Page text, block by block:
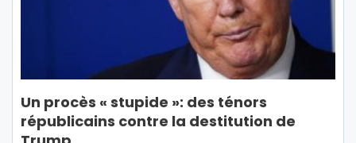
Un procès « stupide »: des ténors
républicains contre la destitution de